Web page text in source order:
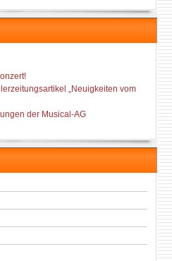
„Neuigkeiten vom
der Musical-AG